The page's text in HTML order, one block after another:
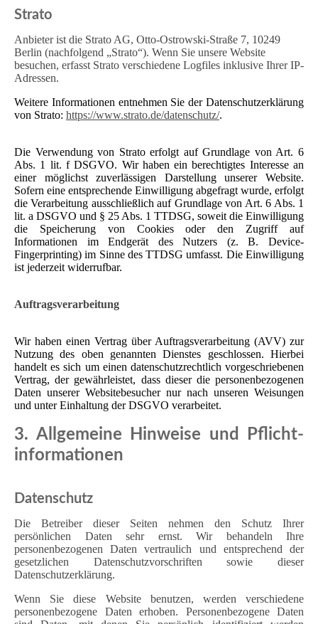
Strato
Anbieter ist die Strato AG, Otto-Ostrowski-Straße 7, 10249
Berlin (nachfolgend „Strato“). Wenn Sie unsere Website
besuchen, erfasst Strato verschiedene Logfiles inklusive Ihrer IP-
Adressen.
Weitere Informationen entnehmen Sie der Datenschutzerklärung
von Strato: https://www.strato.de/datenschutz/.
Die Verwendung von Strato erfolgt auf Grundlage von Art. 6
Abs. 1 lit. f DSGVO. Wir haben ein berechtigtes Interesse an
einer möglichst zuverlässigen Darstellung unserer Website.
Sofern eine entsprechende Einwilligung abgefragt wurde, erfolgt
die Verarbeitung ausschließlich auf Grundlage von Art. 6 Abs. 1
lit. a DSGVO und § 25 Abs. 1 TTDSG, soweit die Einwilligung
die Speicherung von Cookies oder den Zugriff auf
Informationen im Endgerät des Nutzers (z. B. Device-
Fingerprinting) im Sinne des TTDSG umfasst. Die Einwilligung
ist jederzeit widerrufbar.
Auftragsverarbeitung
Wir haben einen Vertrag über Auftragsverarbeitung (AVV) zur
Nutzung des oben genannten Dienstes geschlossen. Hierbei
handelt es sich um einen datenschutzrechtlich vorgeschriebenen
Vertrag, der gewährleistet, dass dieser die personenbezogenen
Daten unserer Websitebesucher nur nach unseren Weisungen
und unter Einhaltung der DSGVO verarbeitet.
3. Allgemeine Hinweise und Pflicht­
informationen
Datenschutz
Die Betreiber dieser Seiten nehmen den Schutz Ihrer
persönlichen Daten sehr ernst. Wir behandeln Ihre
personenbezogenen Daten vertraulich und entsprechend der
gesetzlichen Datenschutzvorschriften sowie dieser
Datenschutzerklärung.
Wenn Sie diese Website benutzen, werden verschiedene
personenbezogene Daten erhoben. Personenbezogene Daten